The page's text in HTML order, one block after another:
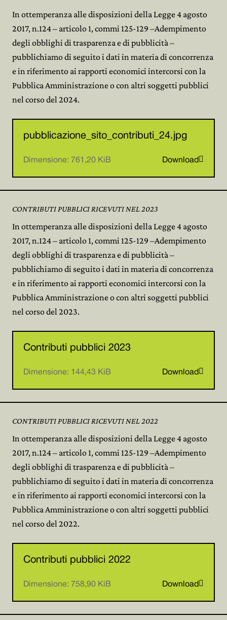
In ottemperanza alle disposizioni della Legge 4 agosto
2017, n.124 – articolo 1, commi 125-129 –Adempimento
degli obblighi di trasparenza e di pubblicità –
pubblichiamo di seguito i dati in materia di concorrenza
e in riferimento ai rapporti economici intercorsi con la
Pubblica Amministrazione o con altri soggetti pubblici
nel corso del 2024.
pubblicazione_sito_contributi_24.jpg
Dimensione: 761,20 KiB Download 
CONTRIBUTI PUBBLICI RICEVUTI NEL 2023
In ottemperanza alle disposizioni della Legge 4 agosto
2017, n.124 – articolo 1, commi 125-129 –Adempimento
degli obblighi di trasparenza e di pubblicità –
pubblichiamo di seguito i dati in materia di concorrenza
e in riferimento ai rapporti economici intercorsi con la
Pubblica Amministrazione o con altri soggetti pubblici
nel corso del 2023.
Contributi pubblici 2023
Dimensione: 144,43 KiB Download 
CONTRIBUTI PUBBLICI RICEVUTI NEL 2022
In ottemperanza alle disposizioni della Legge 4 agosto
2017, n.124 – articolo 1, commi 125-129 –Adempimento
degli obblighi di trasparenza e di pubblicità –
pubblichiamo di seguito i dati in materia di concorrenza
e in riferimento ai rapporti economici intercorsi con la
Pubblica Amministrazione o con altri soggetti pubblici
nel corso del 2022.
Contributi pubblici 2022
Dimensione: 758,90 KiB Download 